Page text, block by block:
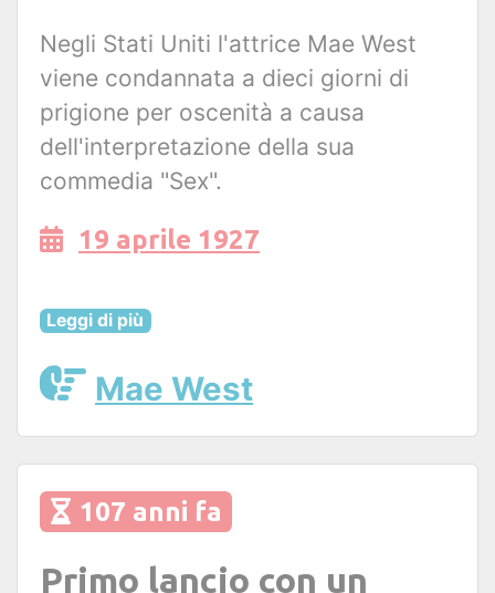
Negli Stati Uniti l'attrice Mae West
viene condannata a dieci giorni di
prigione per oscenità a causa
dell'interpretazione della sua
commedia "Sex".
19 aprile 1927
Leggi di più
Mae West
107 anni fa
Primo lancio con un